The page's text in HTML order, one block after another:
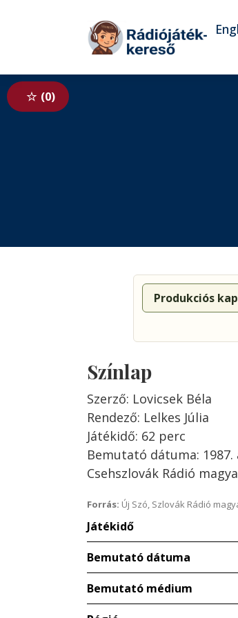
Tovább a tartalomhoz
0
Produkciós
Színlap
Szerző: Lovicsek Béla
Rendező: Lelkes Júlia
Játékidő: 62 perc
Bemutató dátuma: 1987.
Csehszlovák Rádió
Forrás: Új Szó, Szlovák Rádió
Játékidő
Bemutató dátuma
Bemutató médium